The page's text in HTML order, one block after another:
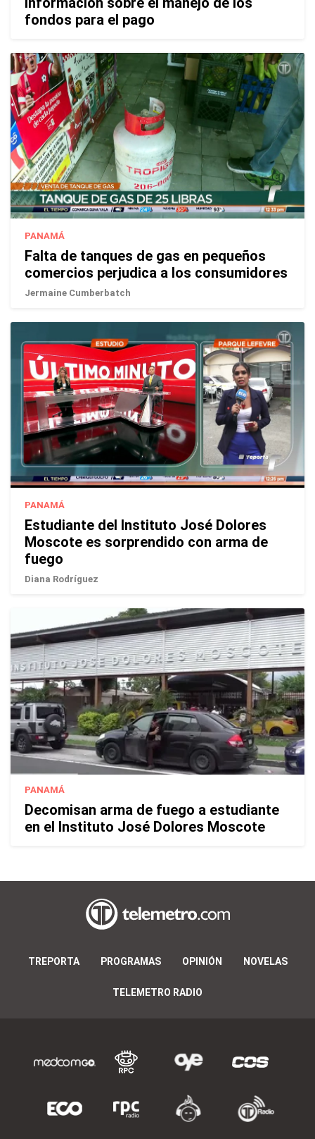
fondos para el pago
PANAMÁ
Falta de tanques de gas en pequeños
comercios perjudica a los consumidores
Jermaine Cumberbatch
PANAMÁ
Estudiante del Instituto José Dolores
Moscote es sorprendido con arma de
fuego
Diana Rodríguez
PANAMÁ
Decomisan arma de fuego a estudiante
en el Instituto José Dolores Moscote
TREPORTA PROGRAMAS OPINIÓN NOVELAS
TELEMETRO RADIO